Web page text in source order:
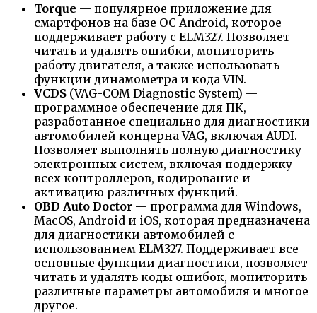
Torque — популярное приложение для
смартфонов на базе ОС Android, которое
поддерживает работу с ELM327. Позволяет
читать и удалять ошибки, мониторить
работу двигателя, а также использовать
функции динамометра и кода VIN.
VCDS (VAG-COM Diagnostic System) —
программное обеспечение для ПК,
разработанное специально для диагностики
автомобилей концерна VAG, включая AUDI.
Позволяет выполнять полную диагностику
электронных систем, включая поддержку
всех контроллеров, кодирование и
активацию различных функций.
OBD Auto Doctor — программа для Windows,
MacOS, Android и iOS, которая предназначена
для диагностики автомобилей с
использованием ELM327. Поддерживает все
основные функции диагностики, позволяет
читать и удалять коды ошибок, мониторить
различные параметры автомобиля и многое
другое.